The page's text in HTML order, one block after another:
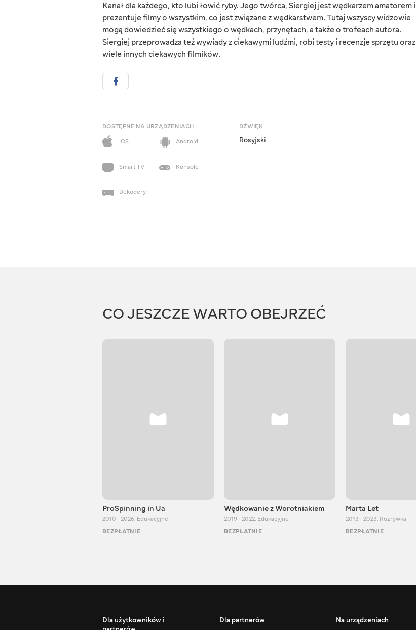
Kanał dla każdego, kto lubi łowić ryby. Jego twórca, Siergiej jest wędkarzem amatorem i
prezentuje filmy o wszystkim, co jest związane z wędkarstwem. Tutaj wszyscy widzowie
mogą dowiedzieć się wszystkiego o wędkach, przynętach, a także o trofeach autora.
Siergiej przeprowadza też wywiady z ciekawymi ludźmi, robi testy i recenzje sprzętu oraz
wiele innych ciekawych filmików.
DOSTĘPNE NA URZĄDZENIACH
iOS
Android
Smart TV Konsole
Dekodery
DŹWIĘK
Rosyjski
CO JESZCZE WARTO OBEJRZEĆ
ProSpinning in Ua
2010 - 2026, Edukacyjne
BEZPŁATNIE
Wędkowanie z Worotniakiem
2019 - 2022, Edukacyjne
BEZPŁATNIE
Marta Let
2013 - 2023, Rozrywka
BEZPŁATNIE
Dla użytkowników i
Dla partnerów Na urządzeniach